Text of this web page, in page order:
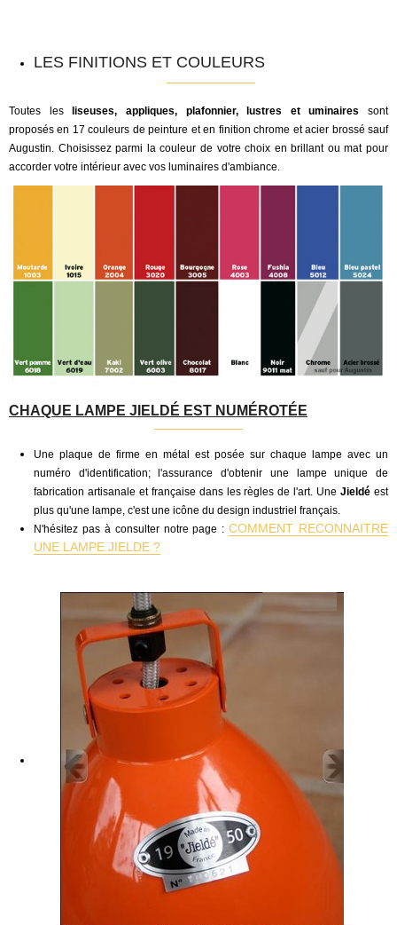
LES FINITIONS ET COULEURS
Toutes les liseuses, appliques, plafonnier, lustres et uminaires sont
proposés en 17 couleurs de peinture et en finition chrome et acier brossé sauf
Augustin. Choisissez parmi la couleur de votre choix en brillant ou mat pour
accorder votre intérieur avec vos luminaires d'ambiance.
CHAQUE LAMPE JIELDÉ EST NUMÉROTÉE
Une plaque de firme en métal est posée sur chaque lampe avec un
numéro d'identification; l'assurance d'obtenir une lampe unique de
fabrication artisanale et française dans les règles de l'art. UneJieldé est
plus qu'une lampe, c'est une icône du design industriel français.
N'hésitez pas à consulter notre page :COMMENT RECONNAITRE
UNE LAMPE JIELDE ?